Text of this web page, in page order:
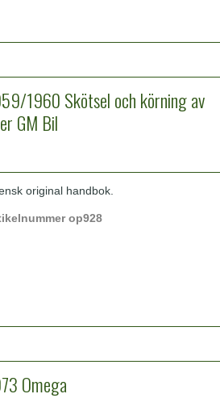
1960 Skötsel och körning av
GM Bil
original handbok.
op928
Omega